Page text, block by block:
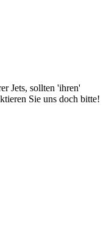
Jets, sollten 'ihren'
Sie uns doch bitte!